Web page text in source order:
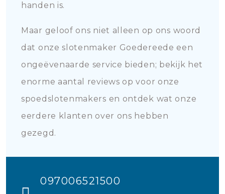
handen is.
Maar geloof ons niet alleen op ons woord
dat onze slotenmaker Goedereede een
ongeëvenaarde service bieden; bekijk het
enorme aantal reviews op voor onze
spoedslotenmakers en ontdek wat onze
eerdere klanten over ons hebben
gezegd.
097006521500